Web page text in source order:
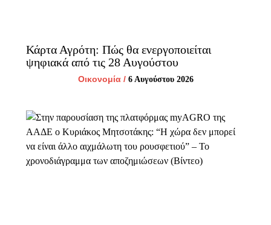
Κάρτα Αγρότη: Πώς θα ενεργοποιείται
ψηφιακά από τις 28 Αυγούστου
Οικονομία/ 6 Αυγούστου 2026